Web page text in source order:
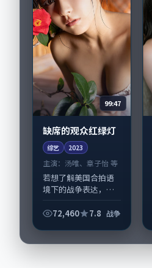
99:47
缺席的观众红绿灯
综艺 2023
主演： 汤唯、章子怡 等
若想了解美国合拍语
境下的战争表达，
灯》值得关注：剧情
章子怡与配角群戏并
72,460 7.8 战争